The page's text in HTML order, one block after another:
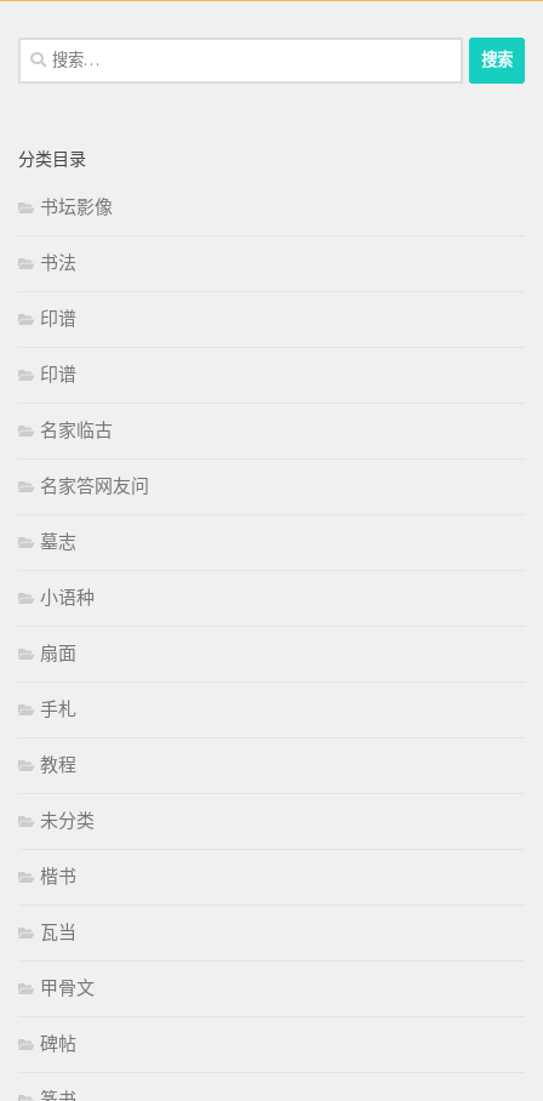
搜
索：
分类目录
书坛影像
书法
印谱
印谱
名家临古
名家答网友问
墓志
小语种
扇面
手札
教程
未分类
楷书
瓦当
甲骨文
碑帖